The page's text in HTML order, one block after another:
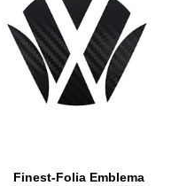
Finest-Folia Emblema